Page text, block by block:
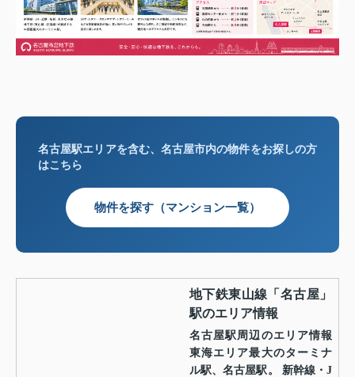
名古屋駅エリアを含む、名古屋市内の物件をお探しの方
はこちら
物件を探す（マンション一覧）
地下鉄東山線「名古屋」
駅のエリア情報
名古屋駅周辺のエリア情報
東海エリア最大のターミナ
ル駅、名古屋駅。 新幹線・J